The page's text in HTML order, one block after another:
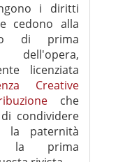
i diritti
cedono alla
di prima
licenziata
Creative
che
condividere
la paternità
la prima